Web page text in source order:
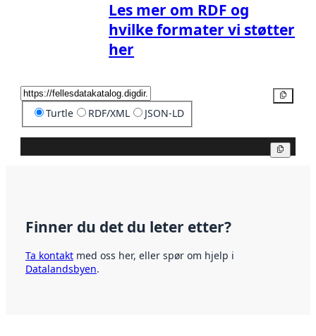
Les mer om RDF og
hvilke formater vi støtter
her
Turtle RDF/XML JSON-LD
Finner du det du leter etter?
Ta kontakt med oss her, eller spør om hjelp i
Datalandsbyen.